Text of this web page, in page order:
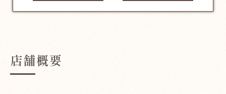
店舗概要